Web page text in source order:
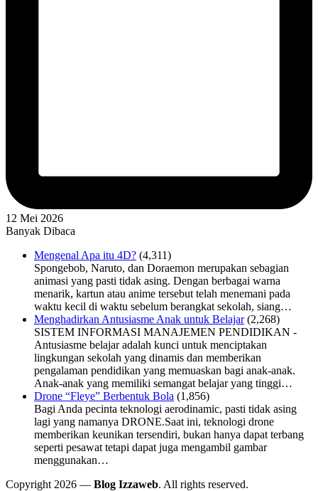
12 Mei 2026
Banyak Dibaca
Mengenal Apa itu 4D? (4,311)
Spongebob, Naruto, dan Doraemon merupakan sebagian
animasi yang pasti tidak asing. Dengan berbagai warna
menarik, kartun atau anime tersebut telah menemani pada
waktu kecil di waktu sebelum berangkat sekolah, siang…
Menghadirkan Antusiasme Anak untuk Belajar (2,268)
SISTEM INFORMASI MANAJEMEN PENDIDIKAN -
Antusiasme belajar adalah kunci untuk menciptakan
lingkungan sekolah yang dinamis dan memberikan
pengalaman pendidikan yang memuaskan bagi anak-anak.
Anak-anak yang memiliki semangat belajar yang tinggi…
Drone “Fleye” Berbentuk Bola (1,856)
Bagi Anda pecinta teknologi aerodinamic, pasti tidak asing
lagi yang namanya DRONE.Saat ini, teknologi drone
memberikan keunikan tersendiri, bukan hanya dapat terbang
seperti pesawat tetapi dapat juga mengambil gambar
menggunakan…
Copyright 2026 — Blog Izzaweb. All rights reserved.